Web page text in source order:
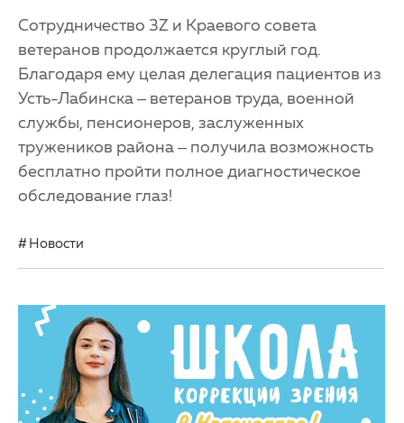
Сотрудничество 3Z и Краевого совета
ветеранов продолжается круглый год.
Благодаря ему целая делегация пациентов из
Усть-Лабинска – ветеранов труда, военной
службы, пенсионеров, заслуженных
тружеников района – получила возможность
бесплатно пройти полное диагностическое
обследование глаз!
Новости